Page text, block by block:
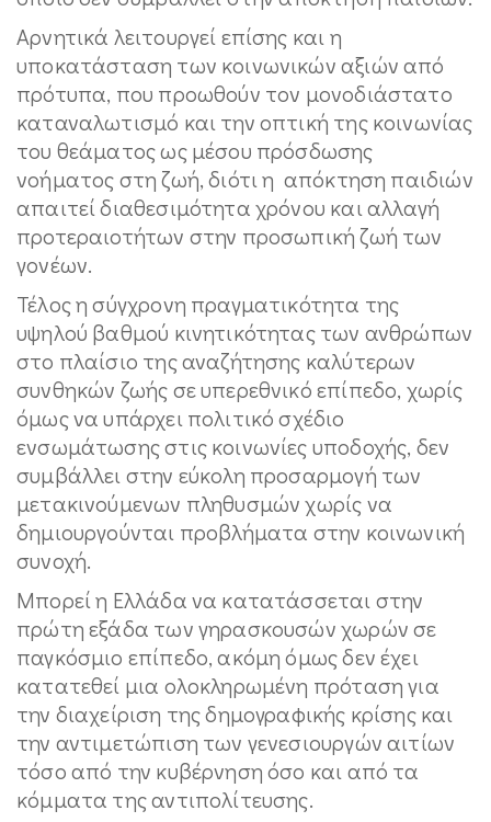
Αρνητικά λειτουργεί επίσης και η
υποκατάσταση των κοινωνικών αξιών από
πρότυπα, που προωθούν τον μονοδιάστατο
καταναλωτισμό και την οπτική της κοινωνίας
του θεάματος ως μέσου πρόσδωσης
νοήματος στη ζωή, διότι η απόκτηση παιδιών
απαιτεί διαθεσιμότητα χρόνου και αλλαγή
προτεραιοτήτων στην προσωπική ζωή των
γονέων.
Τέλος η σύγχρονη πραγματικότητα της
υψηλού βαθμού κινητικότητας των ανθρώπων
στο πλαίσιο της αναζήτησης καλύτερων
συνθηκών ζωής σε υπερεθνικό επίπεδο, χωρίς
όμως να υπάρχει πολιτικό σχέδιο
ενσωμάτωσης στις κοινωνίες υποδοχής, δεν
συμβάλλει στην εύκολη προσαρμογή των
μετακινούμενων πληθυσμών χωρίς να
δημιουργούνται προβλήματα στην κοινωνική
συνοχή.
Μπορεί η Ελλάδα να κατατάσσεται στην
πρώτη εξάδα των γηρασκουσών χωρών σε
παγκόσμιο επίπεδο, ακόμη όμως δεν έχει
κατατεθεί μια ολοκληρωμένη πρόταση για
την διαχείριση της δημογραφικής κρίσης και
την αντιμετώπιση των γενεσιουργών αιτίων
τόσο από την κυβέρνηση όσο και από τα
κόμματα της αντιπολίτευσης.